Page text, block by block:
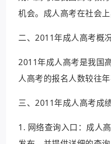
机会。成人高考在社会
二、2011年成人高考概
2011年成人高考是我国
人高考的报名人数较往
三、2011年成人高考成
1. 网络查询入口：成人